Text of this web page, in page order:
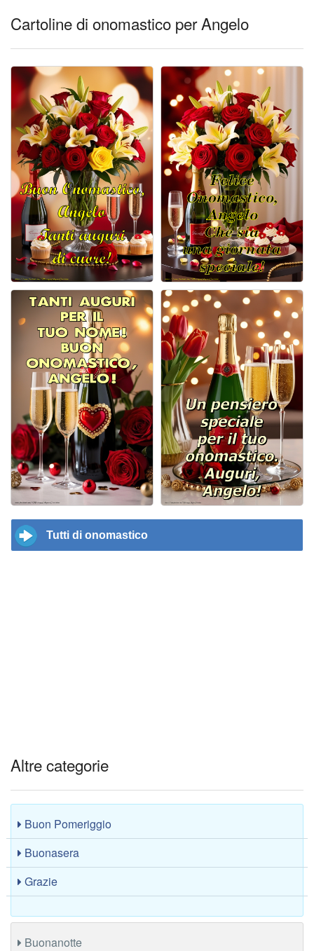
Cartoline di onomastico per Angelo
Tutti di onomastico
Altre categorie
Buon Pomeriggio
Buonasera
Grazie
Buonanotte